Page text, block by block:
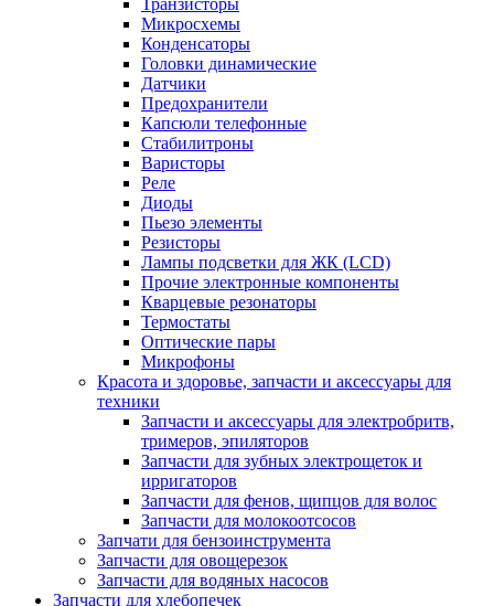
Транзисторы
Микросхемы
Конденсаторы
Головки динамические
Датчики
Предохранители
Капсюли телефонные
Стабилитроны
Варисторы
Реле
Диоды
Пьезо элементы
Резисторы
Лампы подсветки для ЖК (LCD)
Прочие электронные компоненты
Кварцевые резонаторы
Термостаты
Оптические пары
Микрофоны
Красота и здоровье, запчасти и аксессуары для
техники
Запчасти и аксессуары для электробритв,
тримеров, эпиляторов
Запчасти для зубных электрощеток и
ирригаторов
Запчасти для фенов, щипцов для волос
Запчасти для молокоотсосов
Запчати для бензоинструмента
Запчасти для овощерезок
Запчасти для водяных насосов
Запчасти для хлебопечек